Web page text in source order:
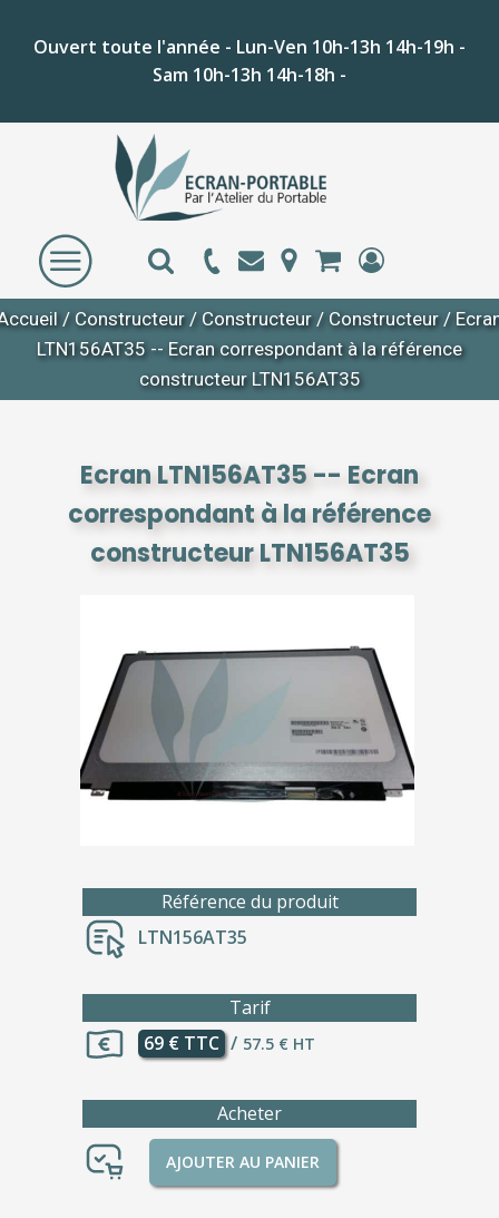
Ouvert toute l'année - Lun-Ven 10h-13h 14h-19h -
Sam 10h-13h 14h-18h -
/ Constructeur / Constructeur / Constructeur /
LTN156AT35 -- Ecran correspondant à la référence
constructeur LTN156AT35
Ecran LTN156AT35 -- Ecran
correspondant à la référence
constructeur LTN156AT35
Référence du produit
LTN156AT35
Tarif
69 € TTC / 57.5 € HT
Acheter
AJOUTER AU PANIER